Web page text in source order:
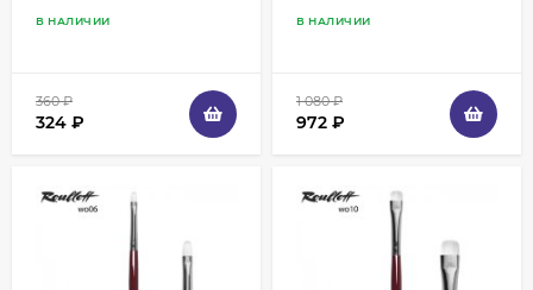
козы
В НАЛИЧИИ
360₽
324 ₽
В НАЛИЧИИ
1 080₽
972 ₽